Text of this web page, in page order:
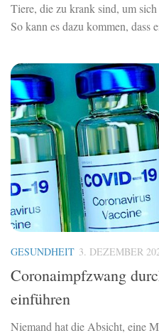
Tiere, die zu krank sind, um
So kann es dazu kommen, dass
GESUNDHEIT 3. DEZEMBER
Coronaimpfzwang
einführen
Niemand hat die Absicht, eine